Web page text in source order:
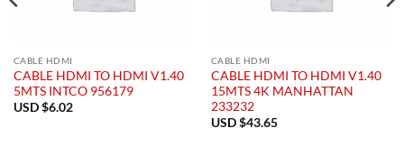
CABLE HDMI
CABLE HDMI TO HDMI V1.40
5MTS INTCO 956179
USD $6.02
CABLE HDMI
CABLE HDMI TO HDMI V1.40
15MTS 4K MANHATTAN
233232
USD $43.65